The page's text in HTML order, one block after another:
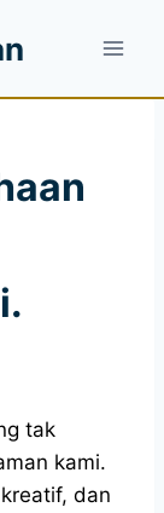
tak
kami.
dan